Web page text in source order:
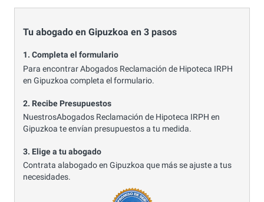
Tu abogado en Gipuzkoa en 3 pasos
1. Completa el formulario
Para encontrar Abogados Reclamación de Hipoteca IRPH
en Gipuzkoa completa el formulario.
2. Recibe Presupuestos
NuestrosAbogados Reclamación de Hipoteca IRPH en
Gipuzkoa te envían presupuestos a tu medida.
3. Elige a tu abogado
Contrata alabogado en Gipuzkoa que más se ajuste a tus
necesidades.